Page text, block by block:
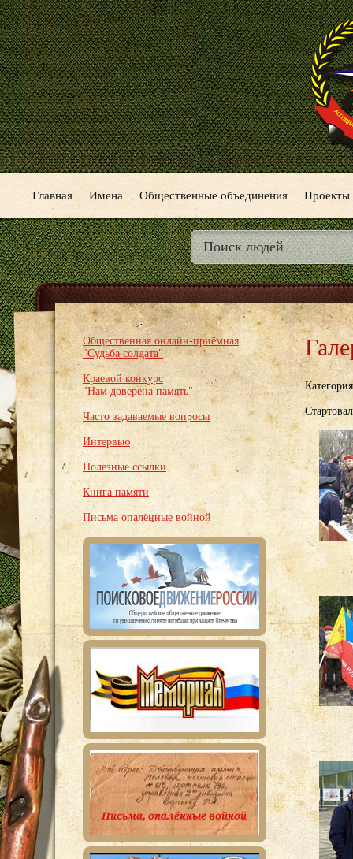
Главная Имена Общественные объединения Проекты
Общественная онлайн-приёмная
"Судьба солдата"
Краевой конкурс
"Нам доверена память"
Часто задаваемые вопросы
Интервью
Полезные ссылки
Книга памяти
Письма опалённые войной